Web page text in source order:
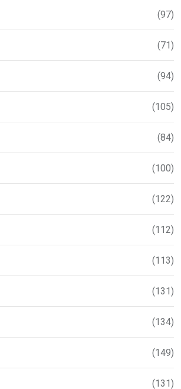
(97)
(71)
(94)
(105)
(84)
(100)
(122)
(112)
(113)
(131)
(134)
(149)
(131)